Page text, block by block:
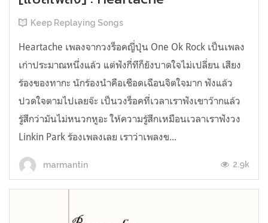
Keep Replaying Songs
Heartache เพลงจากวงร็อคญี่ปุ่น One Ok Rock เป็นเพลง
เก่าประมาณหนึ่งแล้ว แต่ฟังกี่ทีก็ยังบาดใจไม่เปลี่ยน เสียง
ร้องของทากะ นักร้องนำคือเชือดเฉือนจิตใจมาก ฟังแล้ว
ปวดใจตามไปเลยจ๊ะ เป็นวงร็อคที่เวลาเราฟังเขาว๊ากแล้ว
รู้สึกว่ามันไม่หนวกหูอะ ให้ความรู้สึกเหมือนเวลาเราฟังวง
Linkin Park ร้องเพลงเลย เราว่าเพลงข...
marmantin 2.9k